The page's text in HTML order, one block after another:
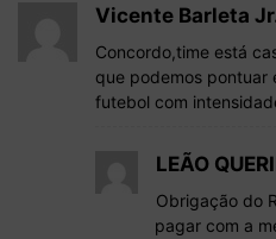
Vicente Barleta
Concordo,time está
que podemos pontuar
futebol com
LEÃO
Obrigação do
pagar com a